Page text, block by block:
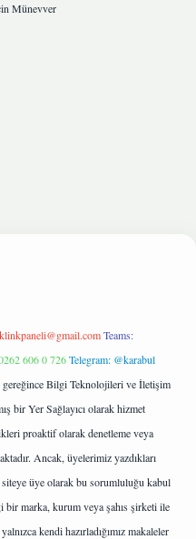
Münevver
Teams:
606 0 726Telegram: @karabul
gereğince Bilgi Teknolojileri ve İletişim
bir Yer Sağlayıcı olarak hizmet
proaktif olarak denetleme veya
Ancak, üyelerimiz yazdıkları
üye olarak bu sorumluluğu kabul
bir marka, kurum veya şahıs şirketi ile
kendi hazırladığımız makaleler